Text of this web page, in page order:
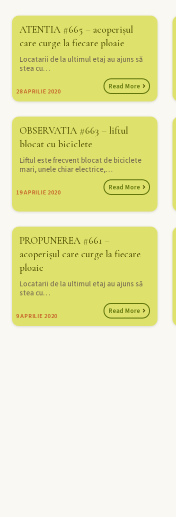
ATENTIA #665 – acoperișul
care curge la fiecare ploaie
28APRILIE 2020
Locatarii de la ultimul etaj au ajuns să
stea cu…
Read More
OBSERVATIA #663 – liftul
blocat cu biciclete
19APRILIE 2020
Liftul este frecvent blocat de biciclete
mari, unele chiar electrice,…
Read More
PROPUNEREA #661 –
acoperișul care curge la fiecare
ploaie
9 APRILIE 2020
Locatarii de la ultimul etaj au ajuns să
stea cu…
Read More